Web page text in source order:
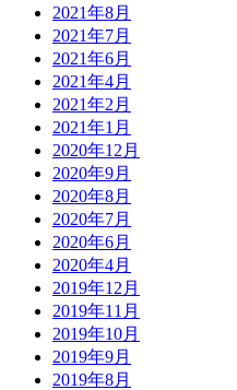
2021年8月
2021年7月
2021年6月
2021年4月
2021年2月
2021年1月
2020年12月
2020年9月
2020年8月
2020年7月
2020年6月
2020年4月
2019年12月
2019年11月
2019年10月
2019年9月
2019年8月